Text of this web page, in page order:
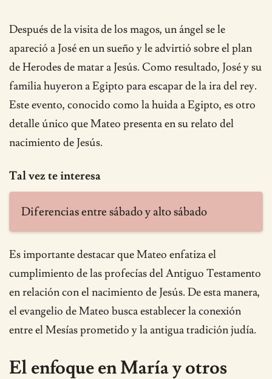
Después de la visita de los magos, un ángel se le
apareció a José en un sueño y le advirtió sobre el plan
de Herodes de matar a Jesús. Como resultado, José y su
familia huyeron a Egipto para escapar de la ira del rey.
Este evento, conocido como la huida a Egipto, es otro
detalle único que Mateo presenta en su relato del
nacimiento de Jesús.
Tal vez te interesa
Diferencias entre sábado y alto sábado
Es importante destacar que Mateo enfatiza el
cumplimiento de las profecías del Antiguo Testamento
en relación con el nacimiento de Jesús. De esta manera,
el evangelio de Mateo busca establecer la conexión
entre el Mesías prometido y la antigua tradición judía.
El enfoque en María y otros